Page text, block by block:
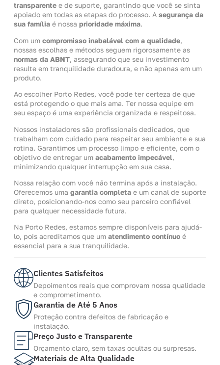
transparente e de suporte, garantindo que você se sinta
apoiado em todas as etapas do processo. A segurança da
sua família é nossa prioridade máxima.
Com um compromisso inabalável com a qualidade,
nossas escolhas e métodos seguem rigorosamente as
normas da ABNT, assegurando que seu investimento
resulte em tranquilidade duradoura, e não apenas em um
produto.
Ao escolher Porto Redes, você pode ter certeza de que
está protegendo o que mais ama. Ter nossa equipe em
seu espaço é uma experiência organizada e respeitosa.
Nossos instaladores são profissionais dedicados, que
trabalham com cuidado para respeitar seu ambiente e sua
rotina. Garantimos um processo limpo e eficiente, com o
objetivo de entregar um acabamento impecável,
minimizando qualquer interrupção em sua casa.
Nossa relação com você não termina após a instalação.
Oferecemos uma garantia completa e um canal de suporte
direto, posicionando-nos como seu parceiro confiável
para qualquer necessidade futura.
Na Porto Redes, estamos sempre disponíveis para ajudá-
lo, pois acreditamos que um atendimento contínuo é
essencial para a sua tranquilidade.
Clientes Satisfeitos
Depoimentos reais que comprovam nossa qualidade
e comprometimento.
Garantia de Até 5 Anos
Proteção contra defeitos de fabricação e
instalação.
Preço Justo e Transparente
Orçamento claro, sem taxas ocultas ou surpresas.
Materiais de Alta Qualidade